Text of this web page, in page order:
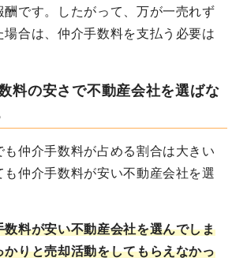
酬です。したがって、万が一売れず
場合は、仲介手数料を支払う必要は
料の安さで不動産会社を選ばな
も仲介手数料が占める割合は大きい
も仲介手数料が安い不動産会社を選
数料が安い不動産会社を選んでしま
かりと売却活動をしてもらえなかっ